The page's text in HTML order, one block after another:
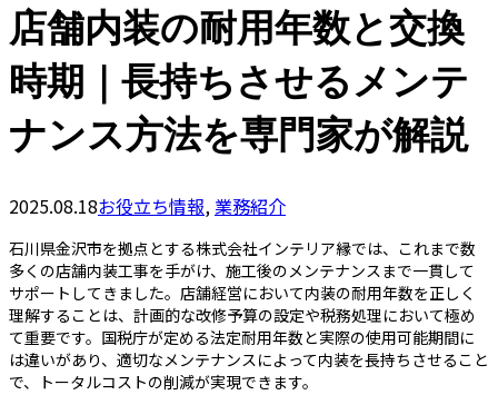
店舗内装の耐用年数と交換
時期｜長持ちさせるメンテ
ナンス方法を専門家が解説
2025.08.18お役立ち情報,業務紹介
石川県金沢市を拠点とする株式会社インテリア縁では、これまで数
多くの店舗内装工事を手がけ、施工後のメンテナンスまで一貫して
サポートしてきました。店舗経営において内装の耐用年数を正しく
理解することは、計画的な改修予算の設定や税務処理において極め
て重要です。国税庁が定める法定耐用年数と実際の使用可能期間に
は違いがあり、適切なメンテナンスによって内装を長持ちさせること
で、トータルコストの削減が実現できます。